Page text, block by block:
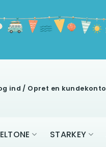
ind / Opret en kundekonto
STARKEY